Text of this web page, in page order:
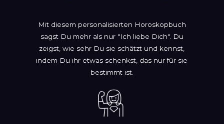
Mit diesem personalisierten Horoskopbuch
sagst Du mehr als nur "Ich liebe Dich". Du
zeigst, wie sehr Du sie schätzt und kennst,
indem Du ihr etwas schenkst, das nur für sie
bestimmt ist.